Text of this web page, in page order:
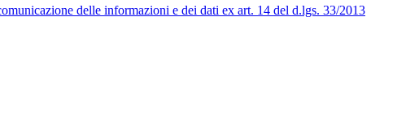
delle informazioni e dei dati ex art. 14 del d.lgs. 33/2013